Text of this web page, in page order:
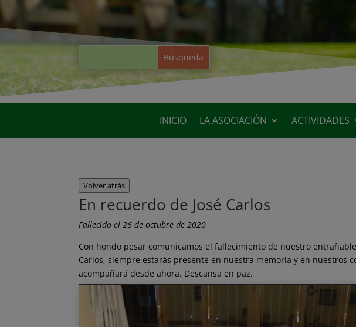
INICIO LA ASOCIACIÓN ACTIVIDADES
Volver atrás
En recuerdo de José Carlos
Fallecido el 26 de octubre de 2020
Con hondo pesar comunicamos el fallecimiento de nuestro
Carlos, siempre estarás presente en nuestra memoria y en nuestros
acompañará desde ahora. Descansa en paz.